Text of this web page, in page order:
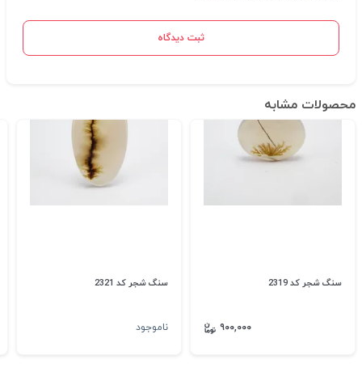
ثبت دیدگاه
محصولات مشابه
سنگ شجر کد 2319
۹۰۰,۰۰۰
سنگ شجر کد 2321
ناموجود